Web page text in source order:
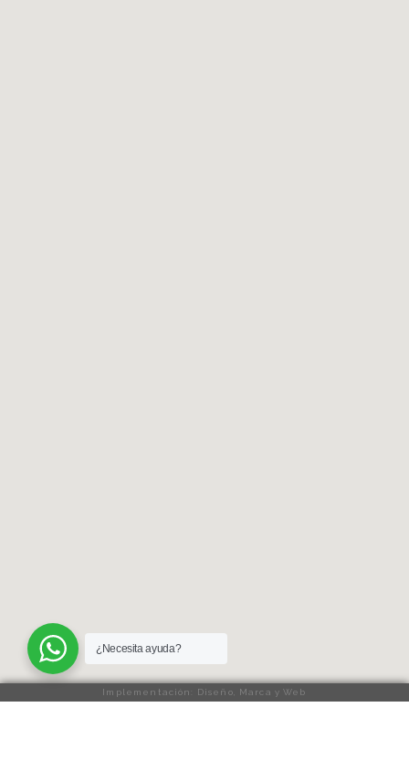
¿Necesita ayuda?
Implementación: Diseño, Marca y Web